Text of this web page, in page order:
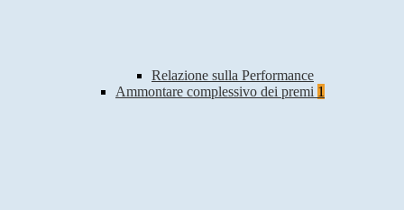
Relazione sulla Performance
Ammontare complessivo dei premi 1